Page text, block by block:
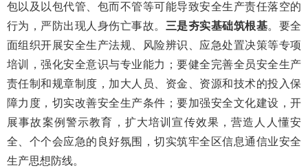
包以及以包代管、包而不管等可能导致安全生产责任落空的
行为 ，严防出现人身伤亡事故。 三是夯实基础筑根基。 要全
面组织开展安全生产法规、风险辨识、应急处置决策等专项
培训，强化安全意识与专业能力； 要健全完善全员安全生产
责任制和规章制度，加大人员、资金、资源和技术的投入保
障力度，切实改善安全生产条件；要加强安全文化建设， 开
展事故案例警示教育，扩大培训宣传效果，营造人人懂安
全 、个个会应急的良好氛围，切实筑牢全区信息通信业安全
生产思想防线。